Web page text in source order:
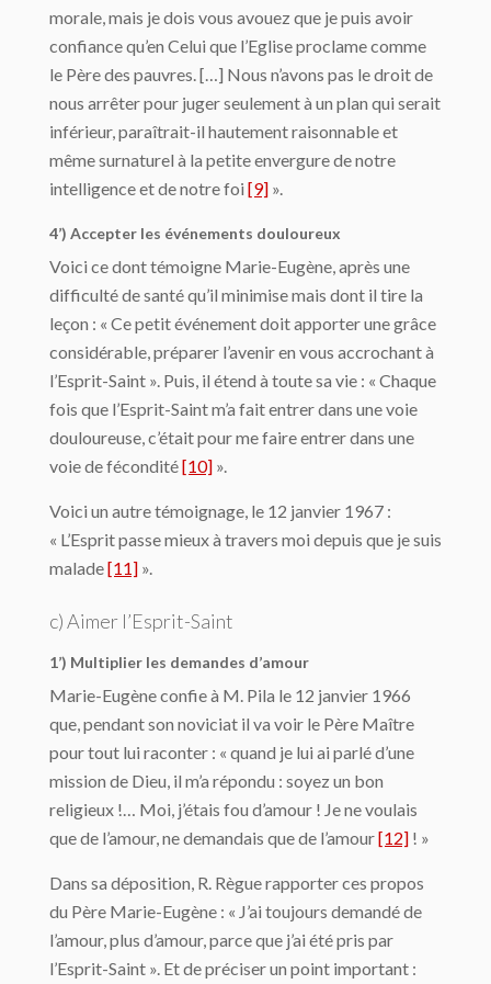
morale, mais je dois vous avouez que je puis avoir
confiance qu’en Celui que l’Eglise proclame comme
le Père des pauvres. […] Nous n’avons pas le droit de
nous arrêter pour juger seulement à un plan qui serait
inférieur, paraîtrait-il hautement raisonnable et
même surnaturel à la petite envergure de notre
intelligence et de notre foi [9] ».
4’) Accepter les événements douloureux
Voici ce dont témoigne Marie-Eugène, après une
difficulté de santé qu’il minimise mais dont il tire la
leçon : « Ce petit événement doit apporter une grâce
considérable, préparer l’avenir en vous accrochant à
l’Esprit-Saint ». Puis, il étend à toute sa vie : « Chaque
fois que l’Esprit-Saint m’a fait entrer dans une voie
douloureuse, c’était pour me faire entrer dans une
voie de fécondité[10] ».
Voici un autre témoignage, le 12 janvier 1967 :
« L’Esprit passe mieux à travers moi depuis que je suis
malade[11] ».
c) Aimer l’Esprit-Saint
1’) Multiplier les demandes d’amour
Marie-Eugène confie à M. Pila le 12 janvier 1966
que, pendant son noviciat il va voir le Père Maître
pour tout lui raconter : « quand je lui ai parlé d’une
mission de Dieu, il m’a répondu : soyez un bon
religieux !… Moi, j’étais fou d’amour ! Je ne voulais
que de l’amour, ne demandais que de l’amour[12] ! »
Dans sa déposition, R. Règue rapporter ces propos
du Père Marie-Eugène : « J’ai toujours demandé de
l’amour, plus d’amour, parce que j’ai été pris par
l’Esprit-Saint ». Et de préciser un point important :